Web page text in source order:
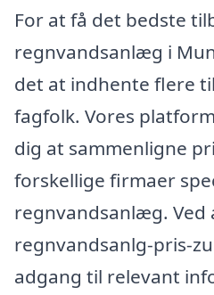
For at få det bedste
regnvandsanlæg i
det at indhente flere
fagfolk. Vores
dig at sammenligne
forskellige firmaer
regnvandsanlæg. Ved
regnvandsanlg-pris-
adgang til relevant